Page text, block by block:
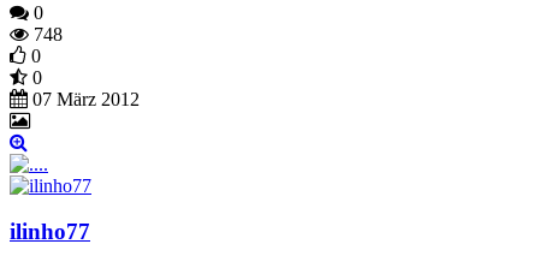
0
748
0
0
07 März 2012
ilinho77